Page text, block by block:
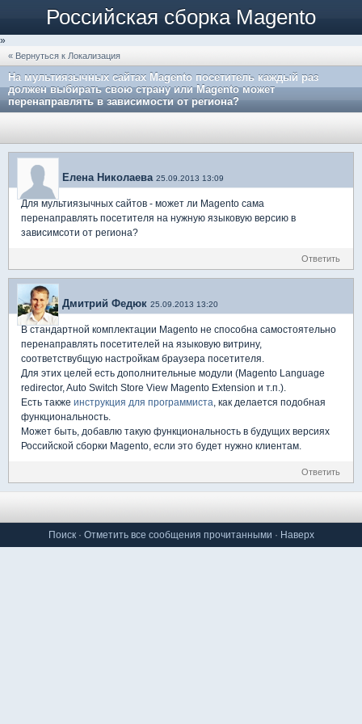
Российская сборка Magento
»
« Вернуться к Локализация
На мультиязычных сайтах Magento посетитель каждый раз
должен выбирать свою страну или Magento может
перенаправлять в зависимости от региона?
Елена Николаева 25.09.2013 13:09
Для мультиязычных сайтов - может ли Magento сама
перенаправлять посетителя на нужную языковую версию в
зависимсоти от региона?
Ответить
Дмитрий Федюк 25.09.2013 13:20
В стандартной комплектации Magento не способна самостоятельно
перенаправлять посетителей на языковую витрину,
соответствубщую настройкам браузера посетителя.
Для этих целей есть дополнительные модули (Magento Language
redirector, Auto Switch Store View Magento Extension и т.п.).
Есть также инструкция для программиста, как делается подобная
функциональность.
Может быть, добавлю такую функциональность в будущих версиях
Российской сборки Magento, если это будет нужно клиентам.
Ответить
Поиск· Отметить все сообщения прочитанными · Наверх